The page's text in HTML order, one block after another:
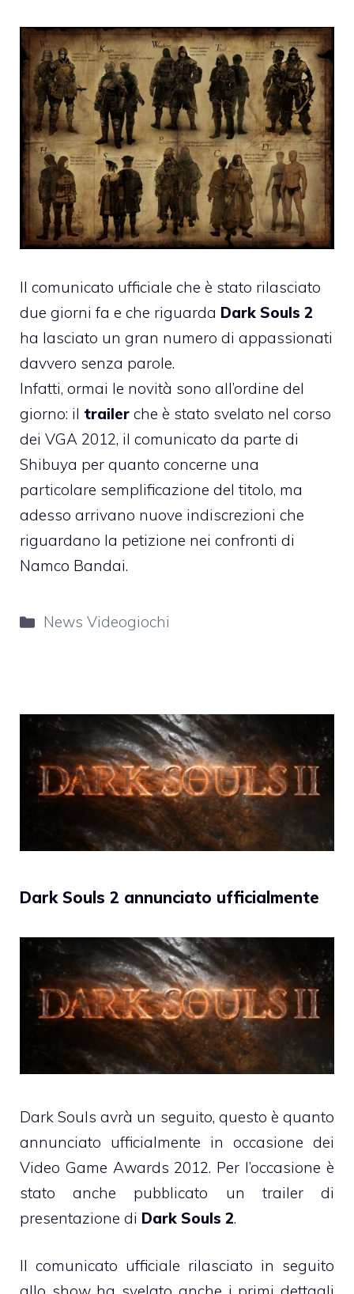
Il comunicato ufficiale che è stato rilasciato
due giorni fa e che riguarda Dark Souls 2
ha lasciato un gran numero di appassionati
davvero senza parole.
Infatti, ormai le novità sono all’ordine del
giorno: il trailer che è stato svelato nel corso
dei VGA 2012, il comunicato da parte di
Shibuya per quanto concerne una
particolare semplificazione del titolo, ma
adesso arrivano nuove indiscrezioni che
riguardano la petizione nei confronti di
Namco Bandai.
Categorie
News Videogiochi
Dark Souls 2 annunciato ufficialmente
Dark Souls avrà un seguito, questo è quanto
annunciato ufficialmente in occasione dei
Video Game Awards 2012. Per l’occasione è
stato anche pubblicato un trailer di
presentazione di Dark Souls 2.
Il comunicato ufficiale rilasciato in seguito